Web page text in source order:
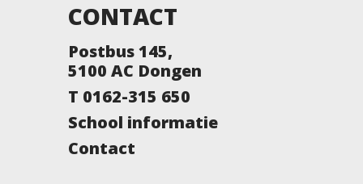
CONTACT
Postbus 145,
5100 AC Dongen
T 0162-315 650
School informatie
Contact